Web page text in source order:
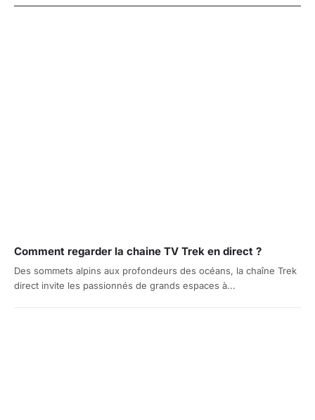
Comment regarder la chaine TV Trek en direct ?
Des sommets alpins aux profondeurs des océans, la chaîne Trek
direct invite les passionnés de grands espaces à...